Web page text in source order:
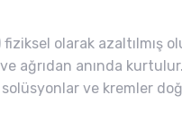
olarak azaltılmış
ve ağrıdan anında
ve kremler